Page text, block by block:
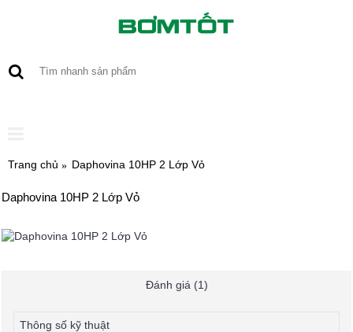
Trang chủ Daphovina 10HP 2 Lớp Vỏ
Daphovina 10HP 2 Lớp Vỏ
Đánh giá (1)
Thông số kỹ thuật